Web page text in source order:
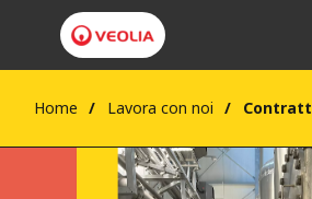
Home Lavora con noi